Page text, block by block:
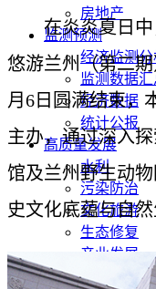
房地产
监测预测
经济监测分
监测数据汇
经济数据
统计公报
高质量发展
水利
污染防治
文化旅游
生态修复
产业发展
甘肃招标
在炎炎夏日
悠游兰州（第二
月6日圆满结束，
主办，通过深入
馆及兰州野生动
史文化底蕴与自然